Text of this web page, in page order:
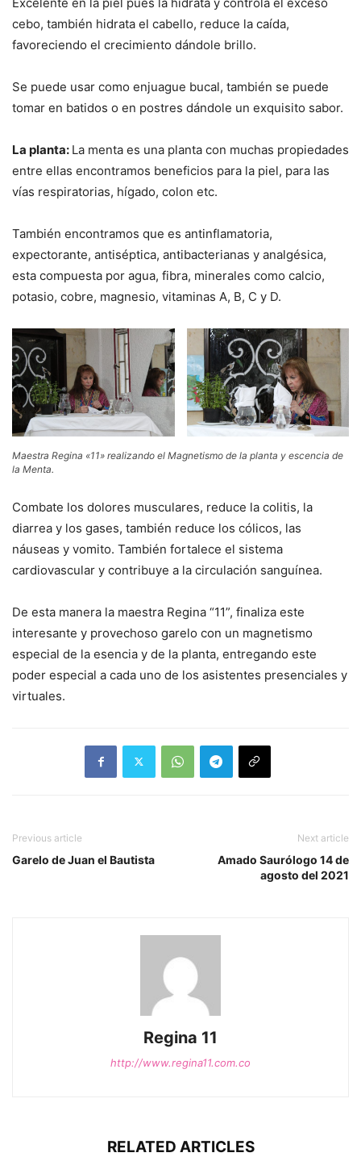
cebo, también hidrata el cabello, reduce la caída,
favoreciendo el crecimiento dándole brillo.
Se puede usar como enjuague bucal, también se puede
tomar en batidos o en postres dándole un exquisito sabor.
La planta: La menta es una planta con muchas propiedades
entre ellas encontramos beneficios para la piel, para las
vías respiratorias, hígado, colon etc.
También encontramos que es antinflamatoria,
expectorante, antiséptica, antibacterianas y analgésica,
esta compuesta por agua, fibra, minerales como calcio,
potasio, cobre, magnesio, vitaminas A, B, C y D.
Maestra Regina «11» realizando el Magnetismo de la planta y escencia de
la Menta.
Combate los dolores musculares, reduce la colitis, la
diarrea y los gases, también reduce los cólicos, las
náuseas y vomito. También fortalece el sistema
cardiovascular y contribuye a la circulación sanguínea.
De esta manera la maestra Regina “11”, finaliza este
interesante y provechoso garelo con un magnetismo
especial de la esencia y de la planta, entregando este
poder especial a cada uno de los asistentes presenciales y
virtuales.
Previous article
Garelo de Juan el Bautista
Next article
Amado Saurólogo 14 de
agosto del 2021
Regina 11
http://www.regina11.com.co
RELATED ARTICLES